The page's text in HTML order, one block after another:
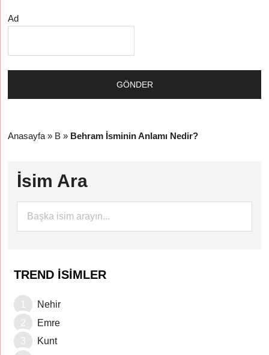
Ad
Anasayfa » B » Behram İsminin Anlamı Nedir?
İsim Ara
TREND İSIMLER
Nehir
Emre
Kunt